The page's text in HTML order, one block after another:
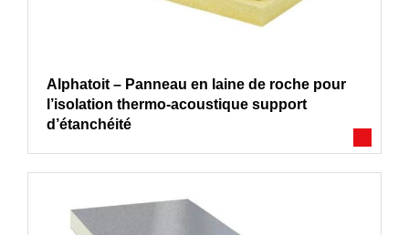
Alphatoit – Panneau en laine de roche pour
l’isolation thermo-acoustique support
d’étanchéité